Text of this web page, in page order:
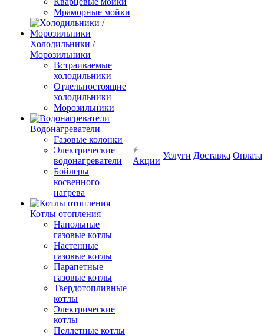
Мраморные мойки
Холодильники /
Морозильники
Встраиваемые
холодильники
Отдельностоящие
холодильники
Морозильники
Водонагреватели
Газовые колонки
Электрические
водонагреватели
Бойлеры
косвенного
нагрева
Котлы отопления
Напольные
газовые котлы
Настенные
газовые котлы
Парапетные
газовые котлы
Твердотопливные
котлы
Электрические
котлы
Пеллетные котлы
Акции
Услуги Доставка Оплата